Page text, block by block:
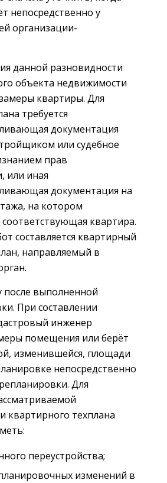
непосредственно у
организации-
данной разновидности
объекта недвижимости
квартиры. Для
требуется
документация
или судебное
прав
или иная
документация на
на котором
соответствующая квартира.
составляется квартирный
направляемый в
после выполненной
При составлении
инженер
помещения или берёт
изменившейся, площади
непосредственно
Для
квартирного техплана
переустройства;
изменений в